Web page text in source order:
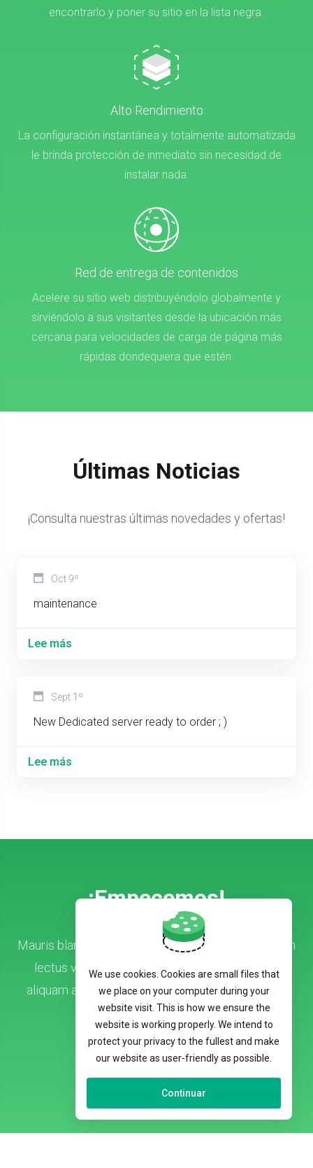
encontrarlo y poner su sitio en la lista negra.
Alto Rendimiento
La configuración instantánea y totalmente automatizada
le brinda protección de inmediato sin necesidad de
instalar nada.
Red de entrega de contenidos
Acelere su sitio web distribuyéndolo globalmente y
sirviéndolo a sus visitantes desde la ubicación más
cercana para velocidades de carga de página más
rápidas dondequiera que estén.
Últimas Noticias
¡Consulta nuestras últimas novedades y ofertas!
Oct 9º
maintenance
Lee más
Sept 1º
New Dedicated server ready to order ; )
Lee más
¡Empecemos!
Mauris blandit arcu nec tellus lobortis, vitae aliquam
lectus varius. Nunc sed magna ac nisi ultrices
aliquam a ac turpis. Proin sagittis vel ipsum vitae
luctus.
We use cookies. Cookies are small files that
we place on your computer during your
website visit. This is how we ensure the
website is working properly. We intend to
protect your privacy to the fullest and make
our website as user-friendly as possible.
Continuar